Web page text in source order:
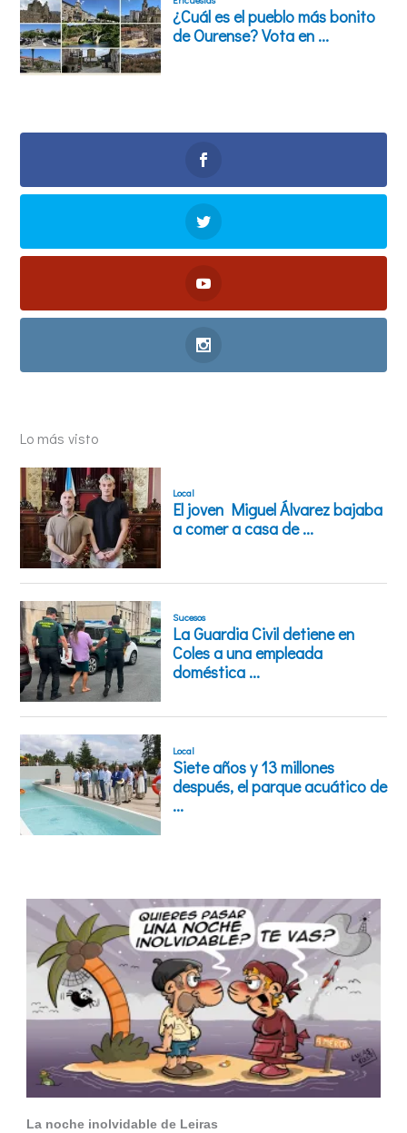
Lo más visto
La noche inolvidable de Leiras